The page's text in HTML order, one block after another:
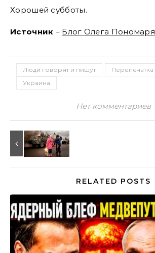
Хорошей субботы.
Источник – Блог Олега Пономаря
Люди говорят и пишут Перепечатка
Украина
Нет комментариев
RELATED POSTS